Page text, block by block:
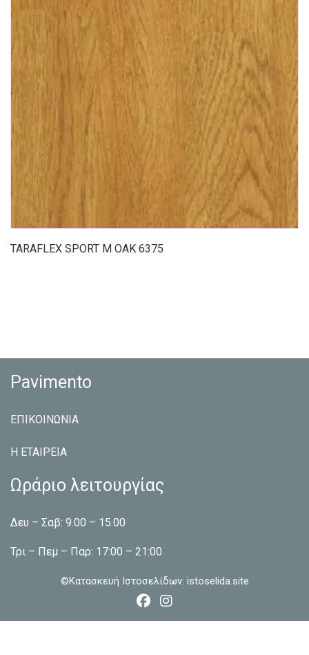
TARAFLEX SPORT M OAK 6375
Pavimento
ΕΠΙΚΟΙΝΩΝΙΑ
Η ΕΤΑΙΡEΙΑ
Ωράριο λειτουργίας
Δευ – Σαβ: 9.00 – 15.00
Τρι – Πεμ – Παρ: 17:00 – 21:00
©Κατασκευή Ιστοσελίδων: istoselida.site